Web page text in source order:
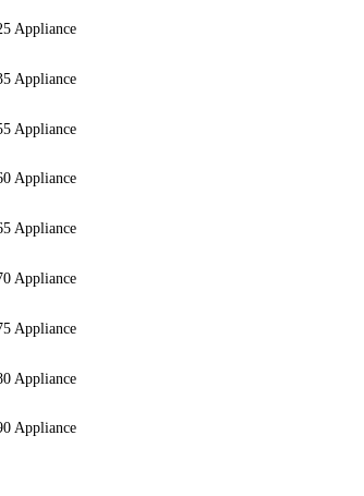
Appliance
Appliance
Appliance
Appliance
Appliance
Appliance
Appliance
Appliance
Appliance